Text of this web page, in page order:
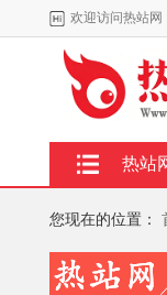
欢迎访问热站网
热站
您现在的位置：